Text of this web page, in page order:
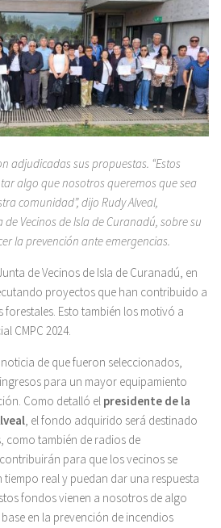
adjudicadas sus propuestas. “Estos
algo que nosotros queremos que sea
comunidad”, dijo Rudy Alveal,
Vecinos de Isla de Curanadú, sobre su
la prevención ante emergencias.
de Vecinos de Isla de Curanadú, en
proyectos que han contribuido a
Esto también los motivó a
CMPC 2024.
de que fueron seleccionados,
para un mayor equipamiento
Como detalló el presidente de la
, el fondo adquirido será destinado
como también de radios de
para que los vecinos se
real y puedan dar una respuesta
fondos vienen a nosotros de algo
en la prevención de incendios